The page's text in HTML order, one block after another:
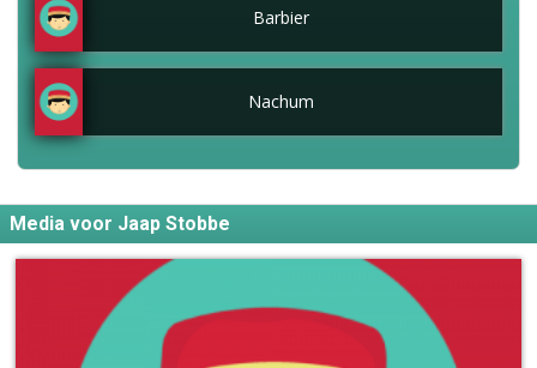
Barbier
Nachum
Media voor Jaap Stobbe